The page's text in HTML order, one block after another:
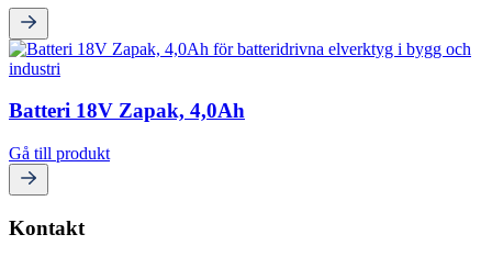
Batteri 18V Zapak, 4,0Ah
Gå till produkt
Kontakt